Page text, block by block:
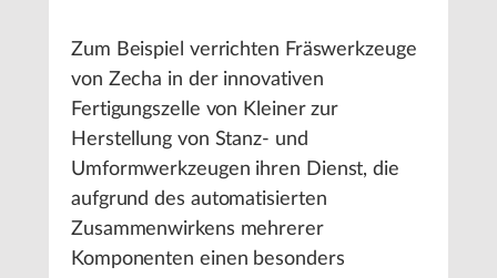
Zum Beispiel verrichten Fräswerkzeuge
von Zecha in der innovativen
Fertigungszelle von Kleiner zur
Herstellung von Stanz- und
Umformwerkzeugen ihren Dienst, die
aufgrund des automatisierten
Zusammenwirkens mehrerer
Komponenten einen besonders